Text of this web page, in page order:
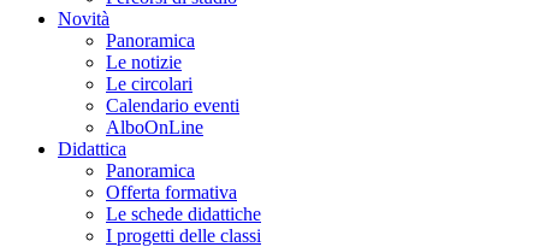
Novità
Panoramica
Le notizie
Le circolari
Calendario eventi
AlboOnLine
Didattica
Panoramica
Offerta formativa
Le schede didattiche
I progetti delle classi